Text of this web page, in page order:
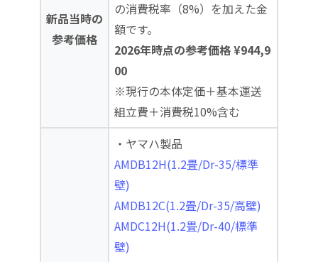
新品当時の
参考価格
の消費税率（8%）を加えた金
額です。
2026年時点の参考価格 ¥944,9
00
※現行の本体定価＋基本運送
組立費＋消費税10%含む
・ヤマハ製品
AMDB12H(1.2畳/Dr-35/標準
壁)
AMDB12C(1.2畳/Dr-35/高壁)
AMDC12H(1.2畳/Dr-40/標準
壁)